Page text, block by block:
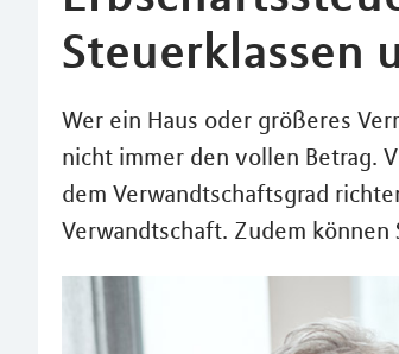
Steuerklassen
Wer ein Haus oder größeres
nicht immer den vollen Betrag.
dem Verwandtschaftsgrad
Verwandtschaft. Zudem